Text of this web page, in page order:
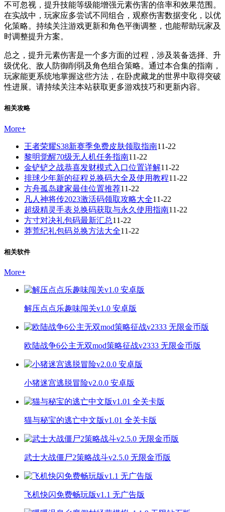
不可忽视，提升技能等级能增强元素伤害的倍率和效果范围。
在实战中，玩家应多尝试不同组合，观察伤害数据变化，以优
化策略。持续关注游戏更新和角色平衡调整，也能帮助玩家及
时调整提升方案。
总之，提升元素伤害是一个多方面的过程，涉及装备选择、升
级优化、敌人防御削弱及角色组合策略。通过本合集的指南，
玩家能更系统地掌握这些方法，在卧虎藏龙的世界中取得突破
性进展。请持续关注本站获取更多游戏技巧和更新内容。
相关攻略
More+
王者荣耀S38新赛季免费皮肤领取指南11-22
黎明觉醒70级无人机任务指南11-22
金铲铲之战恭喜发财模式入口位置详解11-22
排球少年新的征程兑换码大全及使用教程11-22
方舟孤岛建家最佳位置推荐11-22
凡人神将传2023激活码领取攻略大全11-22
超级精灵手表兑换码获取与永久使用指南11-22
方寸对决礼包码最新汇总11-22
莽荒纪礼包码兑换方法大全11-22
相关软件
More+
解压点点乐趣味闯关v1.0 安卓版
欧陆战争6公主无双mod策略征战v2333 无限金币版
小猪迷宫逃脱冒险v2.0.0 安卓版
猫与秘宝的逃亡中文版v1.01 全关卡版
武士大战僵尸2策略战斗v2.5.0 无限金币版
飞机快闪免费畅玩版v1.1 无广告版